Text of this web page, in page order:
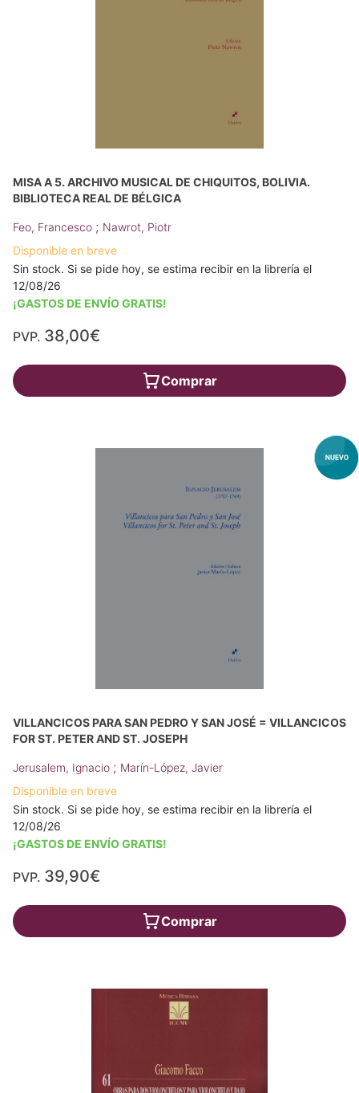
MISA A 5. ARCHIVO MUSICAL DE CHIQUITOS, BOLIVIA.
BIBLIOTECA REAL DE BÉLGICA
Feo, Francesco ; Nawrot, Piotr
Disponible en breve
Sin stock. Si se pide hoy, se estima recibir en la librería el
12/08/26
¡GASTOS DE ENVÍO GRATIS!
PVP. 38,00€
Comprar
VILLANCICOS PARA SAN PEDRO Y SAN JOSÉ = VILLANCICOS
FOR ST. PETER AND ST. JOSEPH
Jerusalem, Ignacio ; Marín-López, Javier
Disponible en breve
Sin stock. Si se pide hoy, se estima recibir en la librería el
12/08/26
¡GASTOS DE ENVÍO GRATIS!
PVP. 39,90€
Comprar